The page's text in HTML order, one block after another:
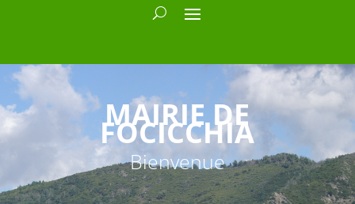
MAIRIE DE
FOCICCHIA
Bienvenue